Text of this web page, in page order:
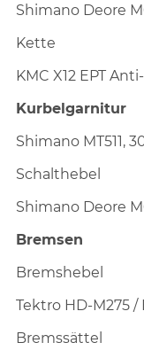
Shimano Deore
Kette
KMC X12 EPT
Kurbelgarnitur
Shimano MT511,
Schalthebel
Shimano Deore
Bremsen
Bremshebel
Tektro HD-M275 /
Bremssättel